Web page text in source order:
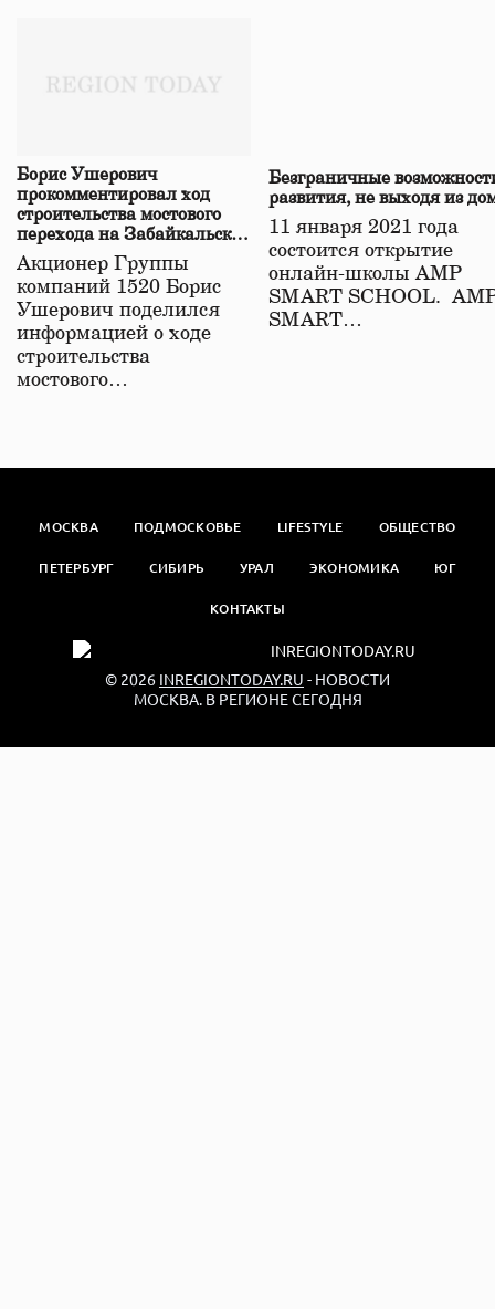
Борис Ушерович
прокомментировал ход
строительства мостового
перехода на Забайкальской
железной дороге
Акционер Группы
компаний 1520 Борис
Ушерович поделился
информацией о ходе
строительства
мостового…
Безграничные
развития, не выходя из
11 января 2021 года
состоится открытие
онлайн-школы АМР
SMART SCHOOL.
SMART…
МОСКВА ПОДМОСКОВЬЕ LIFESTYLE ОБЩЕСТВО
ПЕТЕРБУРГ СИБИРЬ УРАЛ ЭКОНОМИКА ЮГ
КОНТАКТЫ
© 2026 INREGIONTODAY.RU - НОВОСТИ
МОСКВА. В РЕГИОНЕ СЕГОДНЯ